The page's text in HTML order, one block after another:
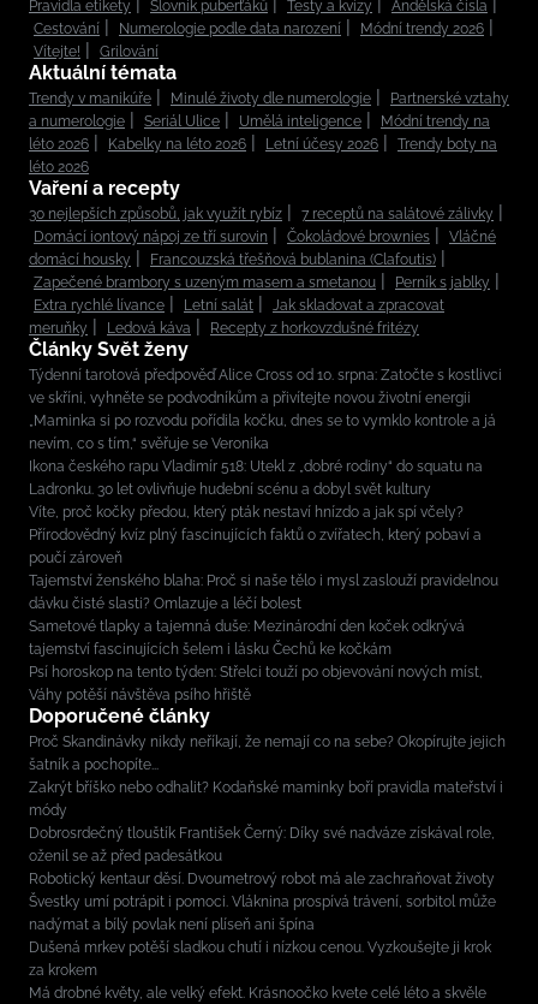
Pravidla etikety Slovník puberťáků Testy a kvízy
Andělská čísla
Cestování
Numerologie podle data narození
Módní trendy 2026
Vítejte!
Grilování
Aktuální témata
Trendy v manikúře Minulé životy dle numerologie
Partnerské vztahy
a numerologie
Seriál Ulice Umělá inteligence
Módní trendy na
léto 2026
Kabelky na léto 2026 Letní účesy 2026
Trendy boty na
léto 2026
Vaření a recepty
30 nejlepších způsobů, jak využít rybíz
7 receptů na salátové zálivky
Domácí iontový nápoj ze tří surovin
Čokoládové brownies
Vláčné
domácí housky
Francouzská třešňová bublanina (Clafoutis)
Zapečené brambory s uzeným masem a smetanou
Perník s jablky
Extra rychlé lívance
Letní salát
Jak skladovat a zpracovat
meruňky
Ledová káva Recepty z horkovzdušné fritézy
Články Svět ženy
Týdenní tarotová předpověď Alice Cross od 10. srpna: Zatočte s kostlivci
ve skříni, vyhněte se podvodníkům a přivítejte novou životní energii
„Maminka si po rozvodu pořídila kočku, dnes se to vymklo kontrole a já
nevím, co s tím,“ svěřuje se Veronika
Ikona českého rapu Vladimír 518: Utekl z „dobré rodiny“ do squatu na
Ladronku. 30 let ovlivňuje hudební scénu a dobyl svět kultury
Víte, proč kočky předou, který pták nestaví hnízdo a jak spí včely?
Přírodovědný kvíz plný fascinujících faktů o zvířatech, který pobaví a
poučí zároveň
Tajemství ženského blaha: Proč si naše tělo i mysl zaslouží pravidelnou
dávku čisté slasti? Omlazuje a léčí bolest
Sametové tlapky a tajemná duše: Mezinárodní den koček odkrývá
tajemství fascinujících šelem i lásku Čechů ke kočkám
Psí horoskop na tento týden: Střelci touží po objevování nových míst,
Váhy potěší návštěva psího hřiště
Doporučené články
Proč Skandinávky nikdy neříkají, že nemají co na sebe? Okopírujte jejich
šatník a pochopíte...
Zakrýt bříško nebo odhalit? Kodaňské maminky boří pravidla mateřství i
módy
Dobrosrdečný tlouštík František Černý: Díky své nadváze získával role,
oženil se až před padesátkou
Robotický kentaur děsí. Dvoumetrový robot má ale zachraňovat životy
Švestky umí potrápit i pomoci. Vláknina prospívá trávení, sorbitol může
nadýmat a bílý povlak není plíseň ani špína
Dušená mrkev potěší sladkou chutí i nízkou cenou. Vyzkoušejte ji krok
za krokem
Má drobné květy, ale velký efekt. Krásnoočko kvete celé léto a skvěle